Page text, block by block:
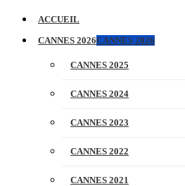
ACCUEIL
CANNES 2026CANNES 2026
CANNES 2025
CANNES 2024
CANNES 2023
CANNES 2022
CANNES 2021